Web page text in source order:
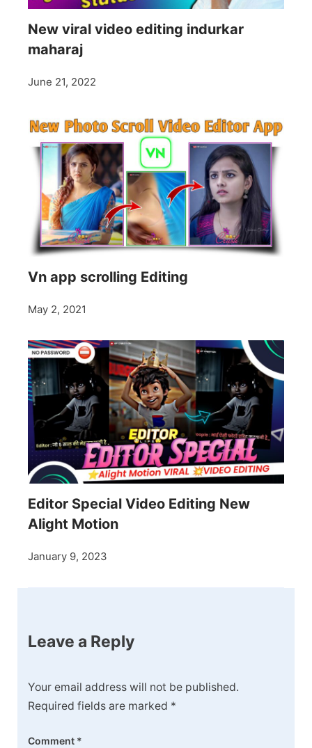
New viral video editing indurkar
maharaj
June 21, 2022
Vn app scrolling Editing
May 2, 2021
Editor Special Video Editing New
Alight Motion
January 9, 2023
Leave a Reply
Your email address will not be published.
Required fields are marked *
Comment *